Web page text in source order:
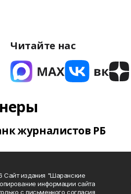
Читайте нас
журналистов РБ
Сайт издания "Шаранские
информации сайта
с письменного согласия